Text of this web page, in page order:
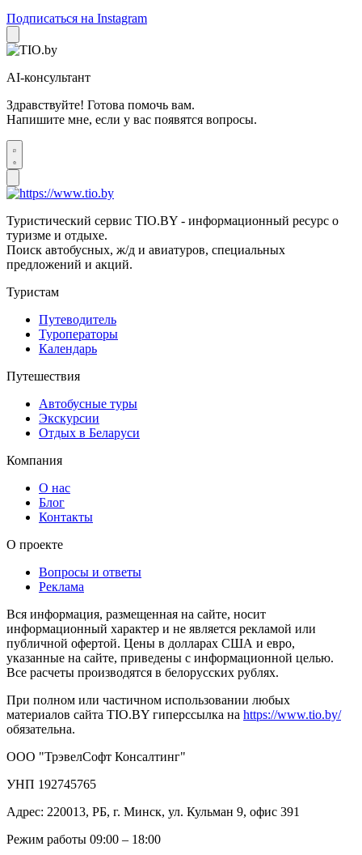
Подписаться на Instagram
AI-консультант
Здравствуйте! Готова помочь вам.
Напишите мне, если у вас появятся вопросы.
Туристический сервис TIO.BY - информационный ресурс о
туризме и отдыхе.
Поиск автобусных, ж/д и авиатуров, специальных
предложений и акций.
Туристам
Путеводитель
Туроператоры
Календарь
Путешествия
Автобусные туры
Экскурсии
Отдых в Беларуси
Компания
О нас
Блог
Контакты
О проекте
Вопросы и ответы
Реклама
Вся информация, размещенная на сайте, носит
информационный характер и не является рекламой или
публичной офертой. Цены в долларах США и евро,
указанные на сайте, приведены с информационной целью.
Все расчеты производятся в белорусских рублях.
При полном или частичном использовании любых
материалов сайта TIO.BY гиперссылка на https://www.tio.by/
обязательна.
ООО "ТрэвелСофт Консалтинг"
УНП 192745765
Адрес: 220013, РБ, г. Минск, ул. Кульман 9, офис 391
Режим работы 09:00 – 18:00